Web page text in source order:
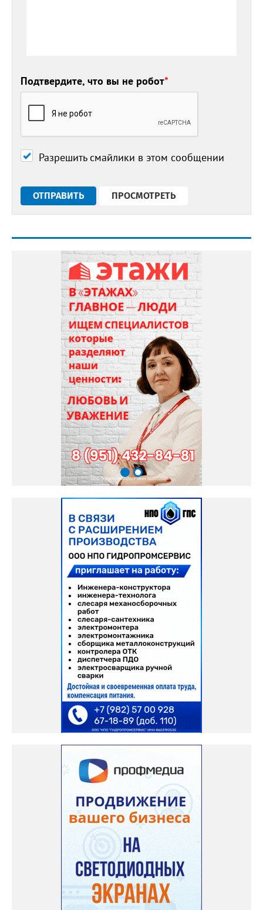
Подтвердите, что вы не робот*
Разрешить смайлики в этом сообщении